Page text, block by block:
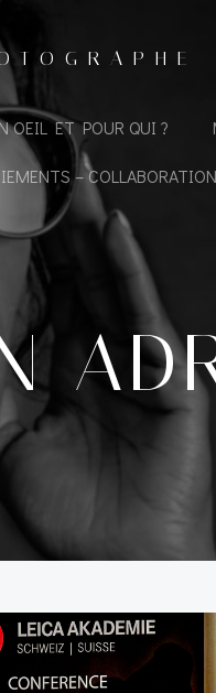
OEIL ET POUR QUI ?
–